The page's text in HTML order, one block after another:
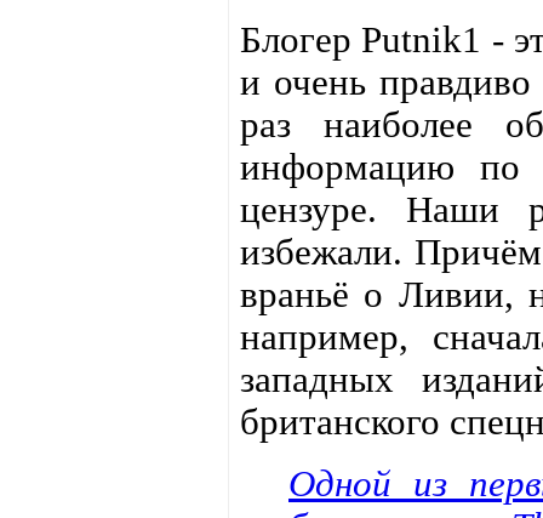
Блогер Putnik1 -
и очень
раз наиболее
информацию по
цензуре. Наши
избежали.
враньё о Ливии,
например,
западных
британского
Одной из